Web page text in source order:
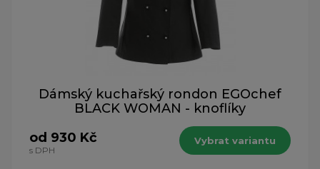
Dámský kuchařský rondon EGOchef
BLACK WOMAN - knoflíky
od 930 Kč
s DPH
Vybrat variantu